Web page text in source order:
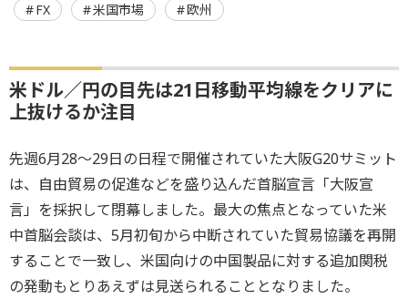
FX 米国市場 欧州
米ドル／円の目先は21日移動平均線をクリアに
上抜けるか注目
先週6月28～29日の日程で開催されていた大阪G20サミット
は、自由貿易の促進などを盛り込んだ首脳宣言「大阪宣
言」を採択して閉幕しました。最大の焦点となっていた米
中首脳会談は、5月初旬から中断されていた貿易協議を再開
することで一致し、米国向けの中国製品に対する追加関税
の発動もとりあえずは見送られることとなりました。